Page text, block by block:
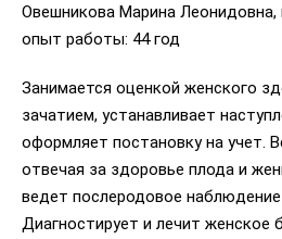
Овешникова Марина
опыт работы: 44 год
Занимается оценкой женского
зачатием, устанавливает
оформляет постановку на учет.
отвечая за здоровье плода и
ведет послеродовое
Диагностирует и лечит женское